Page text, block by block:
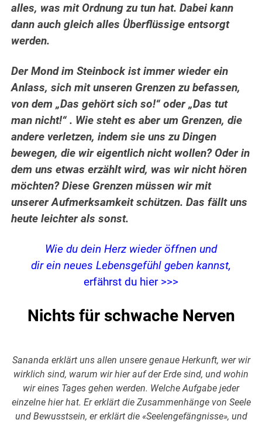
alles, was mit Ordnung zu tun hat. Dabei kann
dann auch gleich alles Überflüssige entsorgt
werden.
Der Mond im Steinbock ist immer wieder ein
Anlass, sich mit unseren Grenzen zu befassen,
von dem „Das gehört sich so!“ oder „Das tut
man nicht!“ . Wie steht es aber um Grenzen, die
andere verletzen, indem sie uns zu Dingen
bewegen, die wir eigentlich nicht wollen? Oder in
dem uns etwas erzählt wird, was wir nicht hören
möchten? Diese Grenzen müssen wir mit
unserer Aufmerksamkeit schützen. Das fällt uns
heute leichter als sonst.
Wie du dein Herz wieder öffnen und
dir ein neues Lebensgefühl geben kannst,
erfährst du hier >>>
Nichts für schwache Nerven
Sananda erklärt uns allen unsere genaue Herkunft, wer wir
wirklich sind, warum wir hier auf der Erde sind, und wohin
wir eines Tages gehen werden. Welche Aufgabe jeder
einzelne hier hat. Er erklärt die Zusammenhänge von Seele
und Bewusstsein, er erklärt die «Seelengefängnisse», und